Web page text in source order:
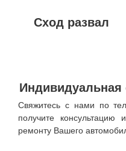
Сход развал
Индивидуальная
Свяжитесь с нами по
получите консультацию
ремонту Вашего